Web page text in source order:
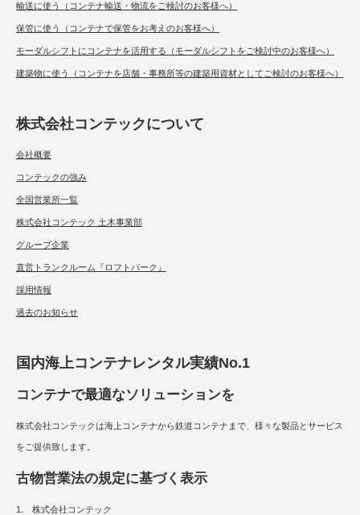
輸送に使う（コンテナ輸送・物流をご検討のお客様へ）
保管に使う（コンテナで保管をお考えのお客様へ）
モーダルシフトにコンテナを活用する（モーダルシフトをご検討中のお客様へ）
建築物に使う（コンテナを店舗・事務所等の建築用資材としてご検討のお客様へ）
株式会社コンテックについて
会社概要
コンテックの強み
全国営業所一覧
株式会社コンテック 土木事業部
グループ企業
直営トランクルーム『ロフトパーク』
採用情報
過去のお知らせ
国内海上コンテナレンタル実績No.1
コンテナで最適なソリューションを
株式会社コンテックは海上コンテナから鉄道コンテナまで、様々な製品とサービス
をご提供致します。
古物営業法の規定に基づく表示
1. 株式会社コンテック